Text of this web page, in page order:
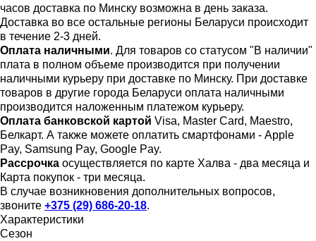
часов доставка по Минску возможна в день заказа.
Доставка во все остальные регионы Беларуси происходит
в течение 2-3 дней.
Оплата наличными. Для товаров со статусом "В наличии"
плата в полном объеме производится при получении
наличными курьеру при доставке по Минску. При доставке
товаров в другие города Беларуси оплата наличными
производится наложенным платежом курьеру.
Оплата банковской картой Visa, Master Card, Maestro,
Белкарт. А также можете оплатить смартфонами - Apple
Pay, Samsung Pay, Google Pay.
Рассрочка осуществляется по карте Халва - два месяца и
Карта покупок - три месяца.
В случае возникновения дополнительных вопросов,
звоните +375 (29) 686-20-18.
Характеристики
Сезон